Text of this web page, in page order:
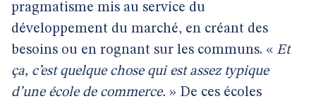
pragmatisme mis au service du
développement du marché, en créant des
besoins ou en rognant sur les communs. « Et
ça, c’est quelque chose qui est assez typique
d’une école de commerce. » De ces écoles